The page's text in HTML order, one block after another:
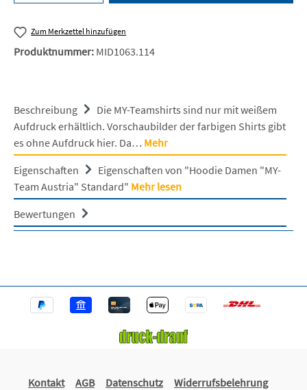
Zum Merkzettel hinzufügen
Produktnummer: MID1063.114
Beschreibung
Die MY-Teamshirts sind nur mit weißem
Aufdruck erhältlich. Vorschaubilder der farbigen Shirts gibt
es ohne Aufdruck hier. Da… Mehr
Eigenschaften
Eigenschaften von "Hoodie Damen "MY-
Team Austria" Standard" Mehr lesen
Bewertungen
Kontakt AGB Datenschutz
Widerrufsbelehrung